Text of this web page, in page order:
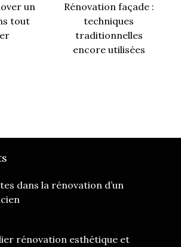
un
tout
Rénovation façade :
techniques
traditionnelles
encore utilisées
dans la rénovation d’un
rénovation esthétique et